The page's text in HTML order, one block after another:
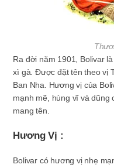
Ra đời năm 1901, Bolivar
xì gà. Được đặt tên theo vị
Ban Nha. Hương vị của
mạnh mẽ, hùng vĩ và
mang tên.
Hương Vị :
Bolivar có hương vị nhẹ